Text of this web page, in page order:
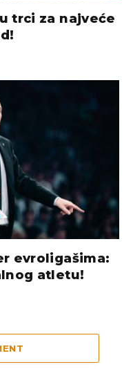
trci za najveće
evroligašima:
atletu!